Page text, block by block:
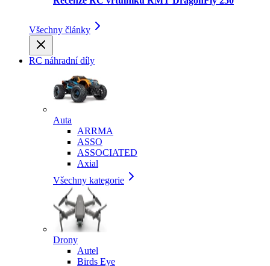
Všechny články
RC náhradní díly
Auta
ARRMA
ASSO
ASSOCIATED
Axial
Všechny kategorie
Drony
Autel
Birds Eye